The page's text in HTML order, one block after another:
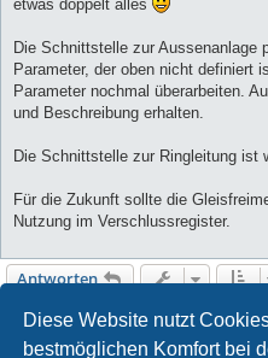
Diese Website nutzt
bestmöglichen Komfort bei
g
etwas doppelt alles
Die Schnittstelle zur Aussenanlage
Parameter, der oben nicht definiert
Parameter nochmal überarbeiten.
und Beschreibung erhalten.
Die Schnittstelle zur Ringleitung ist
Für die Zukunft sollte die
Nutzung im Verschlussregister.
Antworten